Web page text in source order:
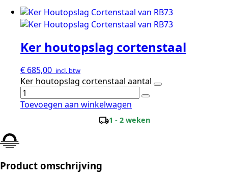
Ker houtopslag cortenstaal
€ 685,00 incl. btw
Ker houtopslag cortenstaal aantal
Toevoegen aan winkelwagen
local_shipping1 - 2 weken
Product omschrijving